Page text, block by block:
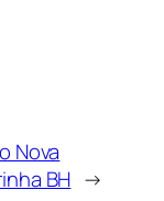
Nova
BH →